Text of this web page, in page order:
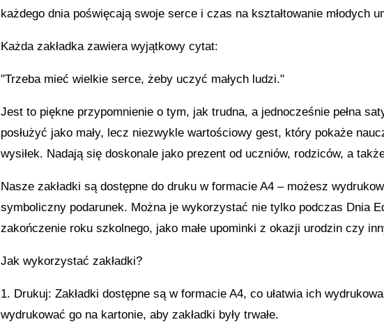
każdego dnia poświęcają swoje serce i czas na kształtowanie młodych
Każda zakładka zawiera wyjątkowy cytat:
"Trzeba mieć wielkie serce, żeby uczyć małych ludzi."
Jest to piękne przypomnienie o tym, jak trudna, a jednocześnie pełna
posłużyć jako mały, lecz niezwykle wartościowy gest, który pokaże
wysiłek. Nadają się doskonale jako prezent od uczniów, rodziców, a
Nasze zakładki są dostępne do druku w formacie A4 – możesz
symboliczny podarunek. Można je wykorzystać nie tylko podczas Dnia
zakończenie roku szkolnego, jako małe upominki z okazji urodzin czy
Jak wykorzystać zakładki?
1. Drukuj: Zakładki dostępne są w formacie A4, co ułatwia ich
wydrukować go na kartonie, aby zakładki były trwałe.